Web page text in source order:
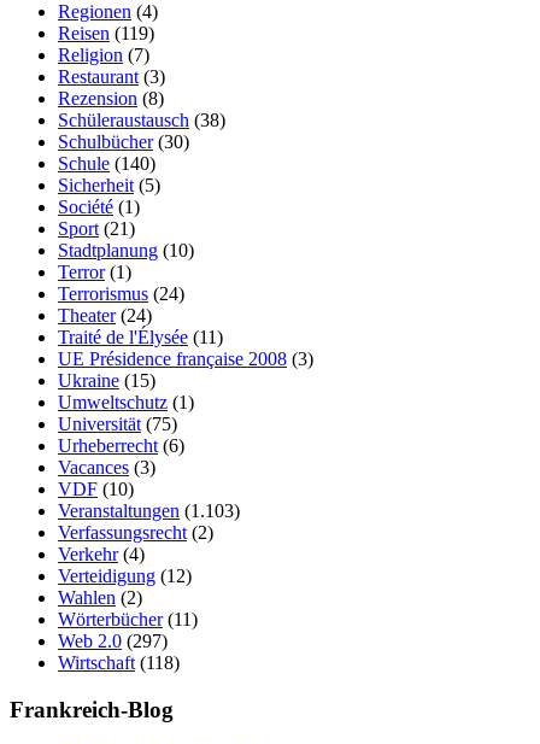
Regionen (4)
Reisen (119)
Religion (7)
Restaurant (3)
Rezension (8)
Schüleraustausch (38)
Schulbücher(30)
Schule (140)
Sicherheit (5)
Société (1)
Sport (21)
Stadtplanung (10)
Terror(1)
Terrorismus (24)
Theater(24)
Traité de l'Élysée (11)
UE Présidence française 2008 (3)
Ukraine (15)
Umweltschutz (1)
Universität (75)
Urheberrecht (6)
Vacances (3)
VDF (10)
Veranstaltungen (1.103)
Verfassungsrecht (2)
Verkehr(4)
Verteidigung (12)
Wahlen (2)
Wörterbücher(11)
Web 2.0 (297)
Wirtschaft (118)
Frankreich-Blog